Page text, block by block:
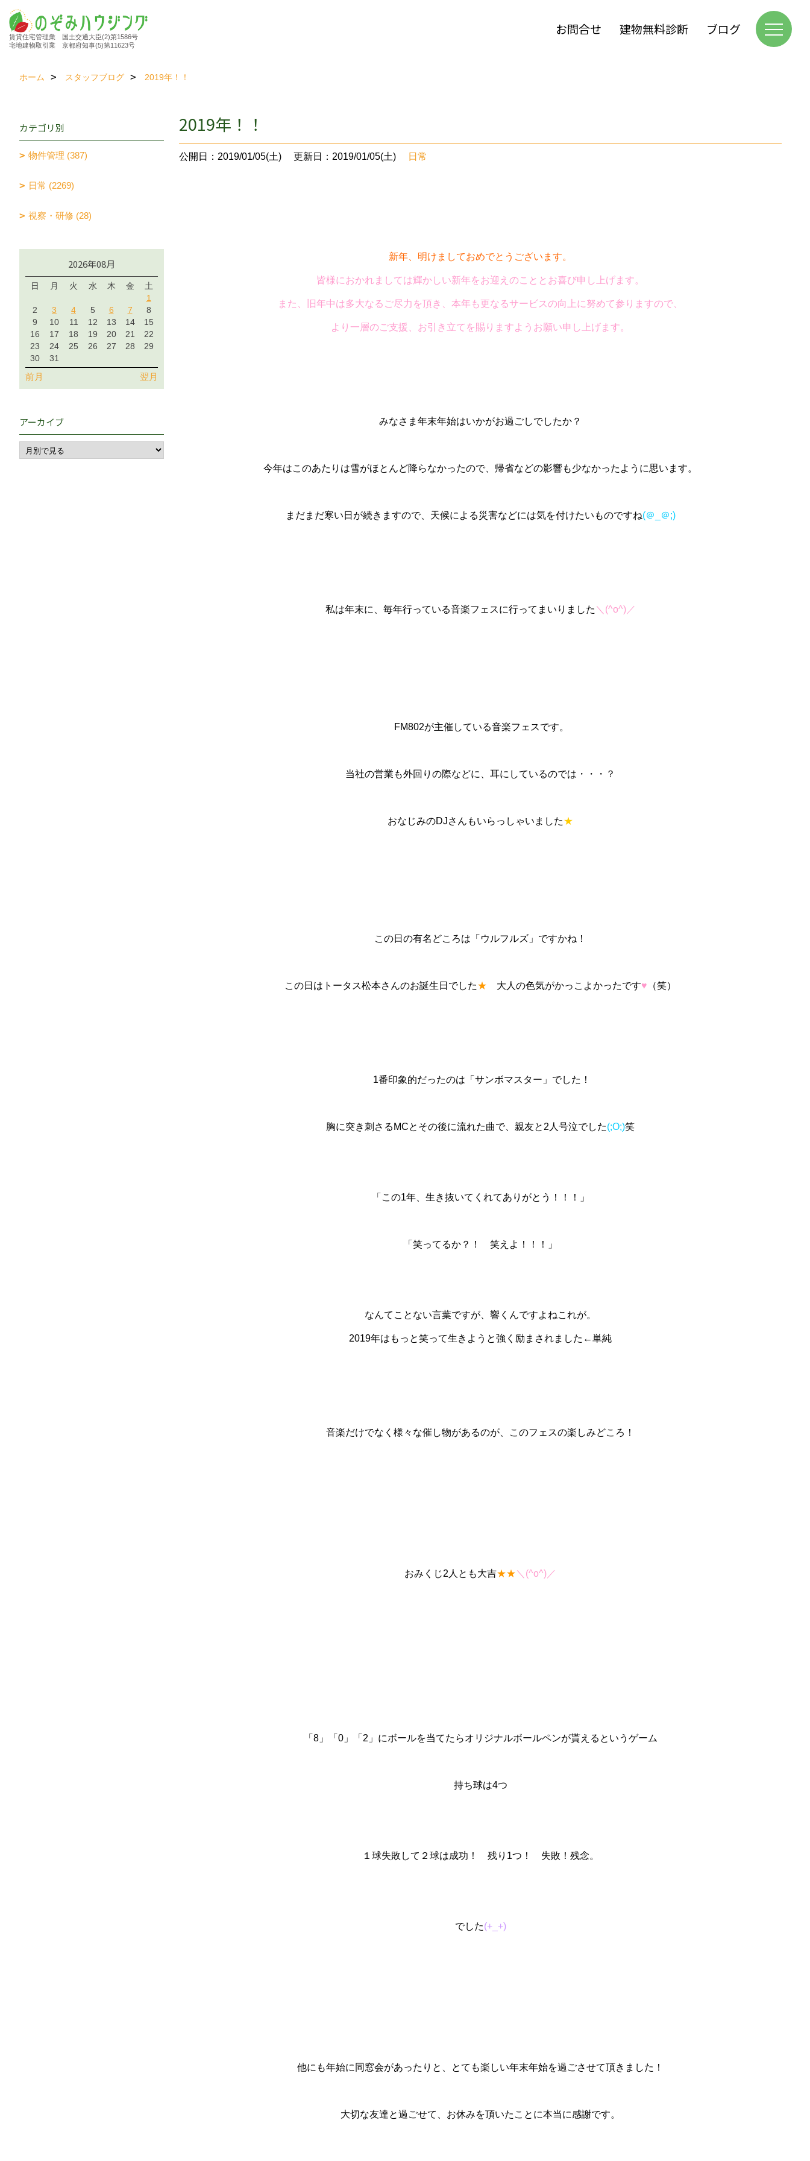
賃貸住宅管理業 国土交通大臣(2)第1586号
宅地建物取引業 京都府知事(5)第11623号
お問合せ 建物無料診断 ブログ
ホーム スタッフブログ 2019年！！
2019年！！
公開日：2019/01/05(土) 更新日：2019/01/05(土) 日常
新年、明けましておめでとうございます。
皆様におかれましては輝かしい新年をお迎えのこととお喜び申し上げます。
また、旧年中は多大なるご尽力を頂き、本年も更なるサービスの向上に努めて参りますので、
より一層のご支援、お引き立てを賜りますようお願い申し上げます。
みなさま年末年始はいかがお過ごしでしたか？
今年はこのあたりは雪がほとんど降らなかったので、帰省などの影響も少なかったように思います。
まだまだ寒い日が続きますので、天候による災害などには気を付けたいものですね(＠_＠;)
私は年末に、毎年行っている音楽フェスに行ってまいりました ＼(^o^)／
FM802が主催している音楽フェスです。
当社の営業も外回りの際などに、耳にしているのでは・・・？
おなじみのDJさんもいらっしゃいました★
この日の有名どころは「ウルフルズ」ですかね！
この日はトータス松本さんのお誕生日でした★ 大人の色気がかっこよかったです♥ （笑）
1番印象的だったのは「サンボマスター」でした！
胸に突き刺さるMCとその後に流れた曲で、親友と2人号泣でした(;O;)笑
「この1年、生き抜いてくれてありがとう！！！」
「笑ってるか？！ 笑えよ！！！」
なんてことない言葉ですが、響くんですよねこれが。
2019年はもっと笑って生きようと強く励まされました←単純
音楽だけでなく様々な催し物があるのが、このフェスの楽しみどころ！
おみくじ2人とも大吉★★＼(^o^)／
「8」「0」「2」にボールを当てたらオリジナルボールペンが貰えるというゲーム
持ち球は4つ
１球失敗して２球は成功！ 残り1つ！ 失敗！残念。
でした(+_+)
他にも年始に同窓会があったりと、とても楽しい年末年始を過ごさせて頂きました！
大切な友達と過ごせて、お休みを頂いたことに本当に感謝です。
カテゴリ別
物件管理 (387)
日常 (2269)
視察・研修 (28)
2026年08月
日 月 火 水 木 金
土
1
2
3 4 5 6 7
8
9
10 11 12 13 14
15
16
17 18 19 20 21
22
23
24 25 26 27 28
29
30
31
前月 翌月
アーカイブ